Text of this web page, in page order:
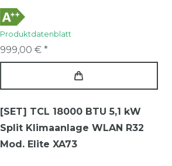
Produktdatenblatt
999,00 € *
[SET] TCL 18000 BTU 5,1 kW
Split Klimaanlage WLAN R32
Mod. Elite XA73